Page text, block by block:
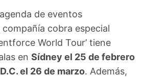
de eventos
cobra especial
World Tour’ tiene
en Sídney el 25 de febrero
el 26 de marzo. Además,